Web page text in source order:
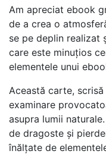
Am apreciat ebook
de a crea o
se pe deplin realizat
care este minuțios
elementele unui
Această carte,
examinare
asupra lumii
de dragoste și
înălțate de